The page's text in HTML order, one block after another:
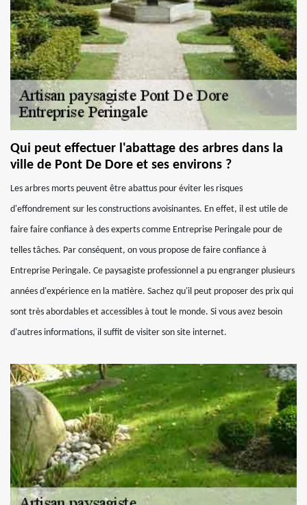
Qui peut effectuer l'abattage des arbres dans la
ville de Pont De Dore et ses environs ?
Les arbres morts peuvent être abattus pour éviter les risques
d'effondrement sur les constructions avoisinantes. En effet, il est utile de
faire faire confiance à des experts comme Entreprise Peringale pour de
telles tâches. Par conséquent, on vous propose de faire confiance à
Entreprise Peringale. Ce paysagiste professionnel a pu engranger plusieurs
années d'expérience en la matière. Sachez qu'il peut proposer des prix qui
sont très abordables et accessibles à tout le monde. Si vous avez besoin
d'autres informations, il suffit de visiter son site internet.